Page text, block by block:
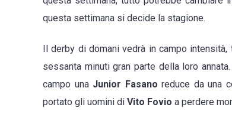
questa settimana si decide la stagione.
Il derby di domani vedrà in campo
sessanta minuti gran parte della loro
campo una Junior Fasano reduce da una
portato gli uomini di Vito Fovio a perdere